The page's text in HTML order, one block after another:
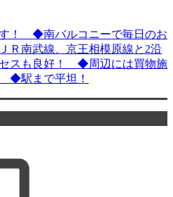
！ ◆南バルコニーで毎日のお
南武線、京王相模原線と2沿
スも良好！ ◆周辺には買物施
◆駅まで平坦！